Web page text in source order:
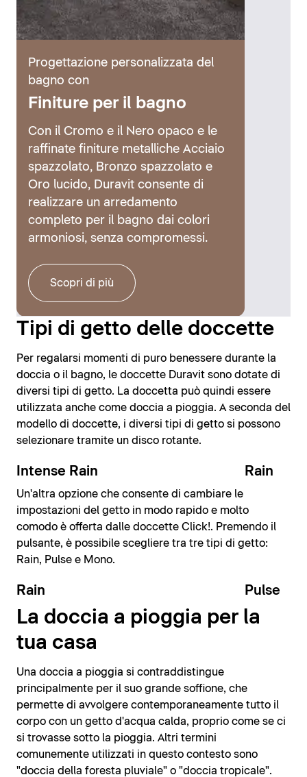
Progettazione personalizzata del
bagno con
Finiture per il bagno
Con il Cromo e il Nero opaco e le
raffinate finiture metalliche Acciaio
spazzolato, Bronzo spazzolato e
Oro lucido, Duravit consente di
realizzare un arredamento
completo per il bagno dai colori
armoniosi, senza compromessi.
Scopri di più
Tipi di getto delle doccette
Per regalarsi momenti di puro benessere durante la
doccia o il bagno, le doccette Duravit sono dotate di
diversi tipi di getto. La doccetta può quindi essere
utilizzata anche come doccia a pioggia. A seconda del
modello di doccette, i diversi tipi di getto si possono
selezionare tramite un disco rotante.
Intense Rain Rain
Un'altra opzione che consente di cambiare le
impostazioni del getto in modo rapido e molto
comodo è offerta dalle doccette Click!. Premendo il
pulsante, è possibile scegliere tra tre tipi di getto:
Rain, Pulse e Mono.
Rain Pulse
La doccia a pioggia per la
tua casa
Una doccia a pioggia si contraddistingue
principalmente per il suo grande soffione, che
permette di avvolgere contemporaneamente tutto il
corpo con un getto d'acqua calda, proprio come se ci
si trovasse sotto la pioggia. Altri termini
comunemente utilizzati in questo contesto sono
"doccia della foresta pluviale" o "doccia tropicale".